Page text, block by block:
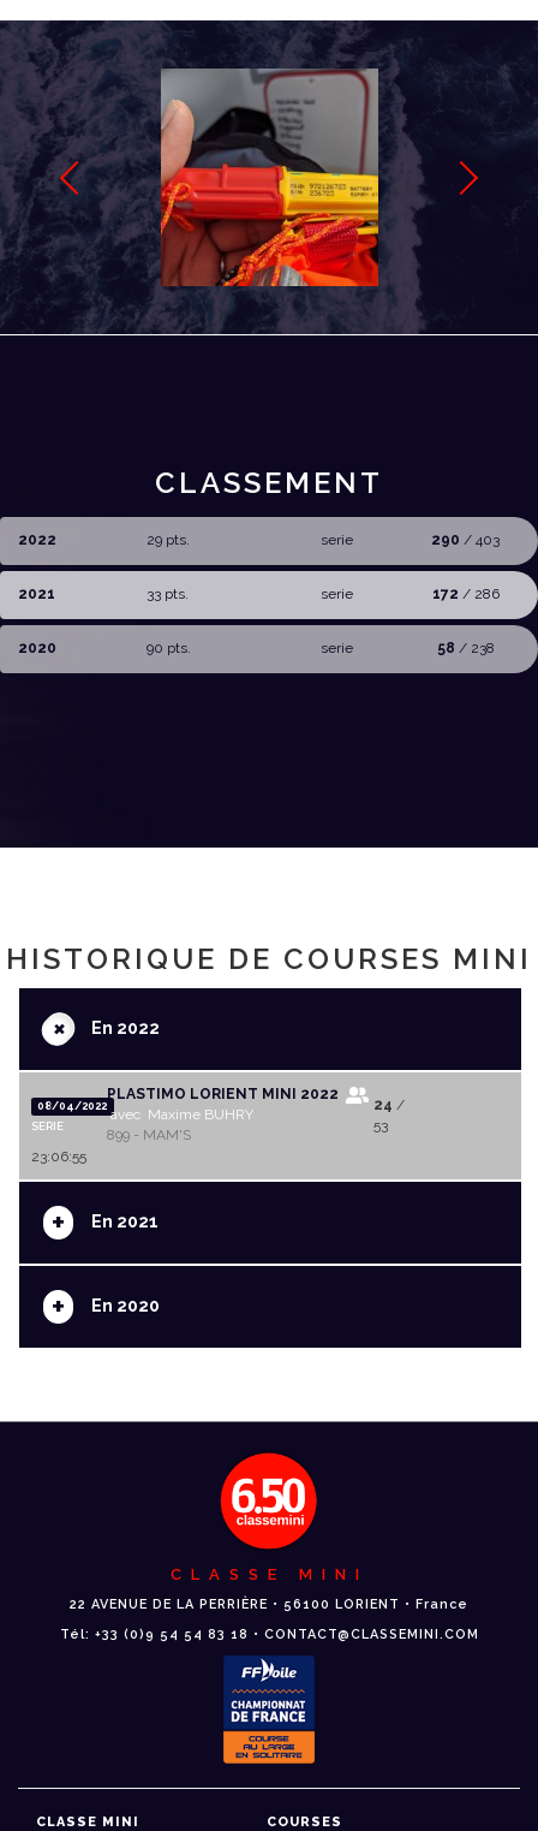
CLASSEMENT
2022 29 pts. serie 290 / 403
2021 33 pts. serie 172 / 286
2020 90 pts. serie 58 / 238
HISTORIQUE DE COURSES MINI
+En 2022
08/04/2022
SERIE
PLASTIMO LORIENT MINI 2022
avec Maxime BUHRY
899 - MAM'S
24 /
53
23:06:55
+ En 2021
+ En 2020
CLASSE MINI
22 AVENUE DE LA PERRIÈRE • 56100 LORIENT • France
Tél: +33 (0)9 54 54 83 18 • CONTACT@CLASSEMINI.COM
CLASSE MINI COURSES